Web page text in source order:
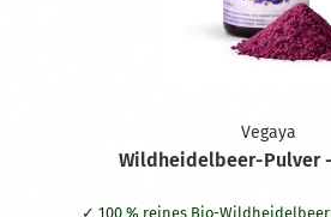
Vegaya
Wildheidelbeer-Pulver
100 % reines Bio-